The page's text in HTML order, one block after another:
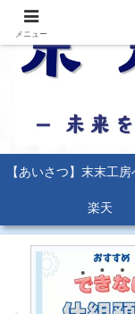
【あいさつ】末末工
楽天
メニュー